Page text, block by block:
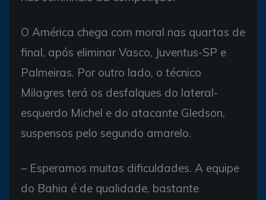
O América chega com moral nas quartas de
final, após eliminar Vasco, Juventus-SP e
Palmeiras. Por outro lado, o técnico
Milagres terá os desfalques do lateral-
esquerdo Michel e do atacante Gledson,
suspensos pelo segundo amarelo.
– Esperamos muitas dificuldades. A equipe
do Bahia é de qualidade, bastante